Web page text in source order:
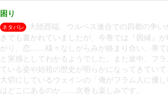
困り
ネタバレ
大陸西端、ウルベス連合での四都の争
きでも書かれていましたが、今巻では『因縁』
がり、恋……様々なしがらみが絡まり合い、果て
と実感としてわかるようでした。また途中、フ
ている姿や始祖の歴史が明らかになってきてい
大切にしているウェインの「俺がフラム人に優
はどこにあるのか……次巻も楽しみです。